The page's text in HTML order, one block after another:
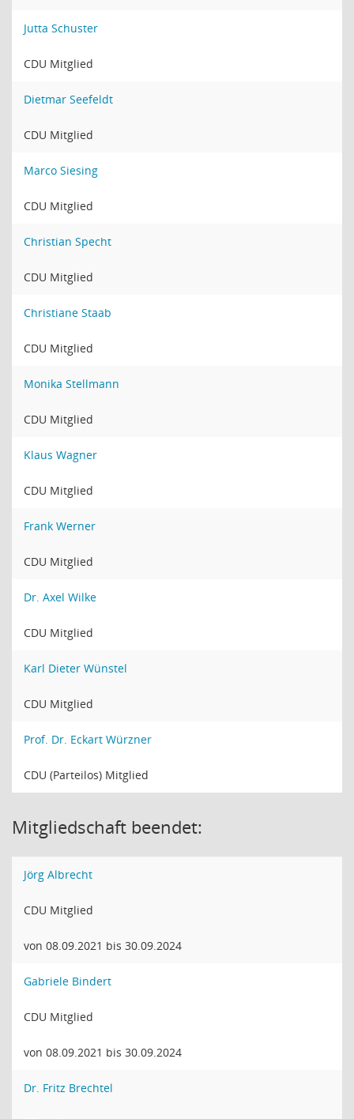
Jutta Schuster
CDU Mitglied
Dietmar Seefeldt
CDU Mitglied
Marco Siesing
CDU Mitglied
Christian Specht
CDU Mitglied
Christiane Staab
CDU Mitglied
Monika Stellmann
CDU Mitglied
Klaus Wagner
CDU Mitglied
Frank Werner
CDU Mitglied
Dr. Axel Wilke
CDU Mitglied
Karl Dieter Wünstel
CDU Mitglied
Prof. Dr. Eckart Würzner
CDU (Parteilos) Mitglied
Mitgliedschaft beendet:
Jörg Albrecht
CDU Mitglied
von 08.09.2021 bis 30.09.2024
Gabriele Bindert
CDU Mitglied
von 08.09.2021 bis 30.09.2024
Dr. Fritz Brechtel